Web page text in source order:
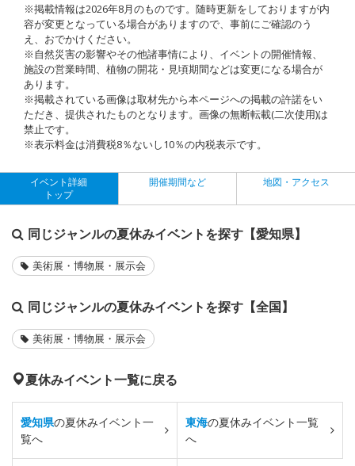
※掲載情報は2026年8月のものです。随時更新をしておりますが内
容が変更となっている場合がありますので、事前にご確認のう
え、おでかけください。
※自然災害の影響やその他諸事情により、イベントの開催情報、
施設の営業時間、植物の開花・見頃期間などは変更になる場合が
あります。
※掲載されている画像は取材先から本ページへの掲載の許諾をい
ただき、提供されたものとなります。画像の無断転載(二次使用)は
禁止です。
※表示料金は消費税8％ないし10％の内税表示です。
イベント詳細
トップ
開催期間など 地図・アクセス
同じジャンルの夏休みイベントを探す【愛知県】
美術展・博物展・展示会
同じジャンルの夏休みイベントを探す【全国】
美術展・博物展・展示会
夏休みイベント一覧に戻る
愛知県の夏休みイベント一
覧へ
東海の夏休みイベント一覧
へ